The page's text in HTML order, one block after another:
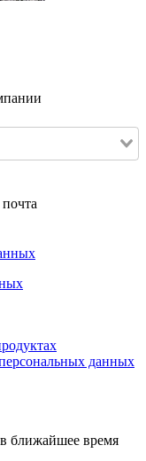
данных
ближайшее время